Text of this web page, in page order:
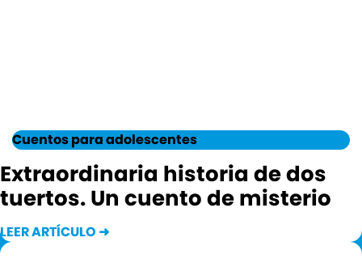
Cuentos para adolescentes
Extraordinaria historia de dos
tuertos. Un cuento de misterio
LEER ARTÍCULO ➜